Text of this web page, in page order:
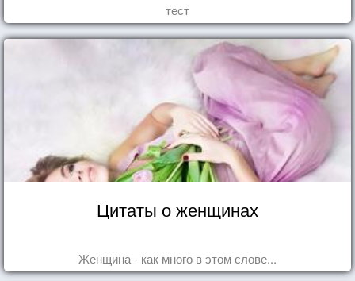
тест
Цитаты о женщинах
Женщина - как много в этом слове...